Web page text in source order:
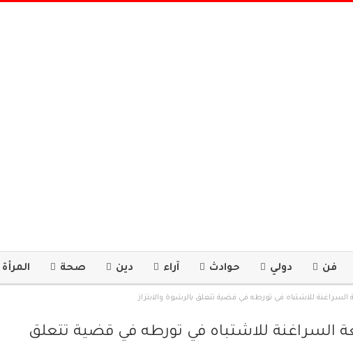
فن دولي حوادث آراء دين صحة المرأة
للاشتباه في تورطه في قضية تتعلق بالرشوة والابتزاز
للاشتباه في تورطه في قضية تتعلق